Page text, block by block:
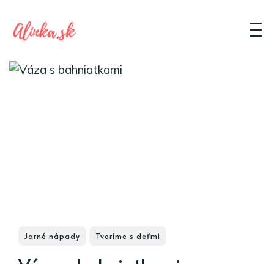
Jarné nápady Tvoríme s deťmi